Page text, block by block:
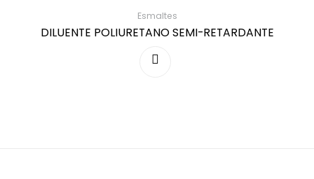
Esmaltes
DILUENTE POLIURETANO SEMI-RETARDANTE